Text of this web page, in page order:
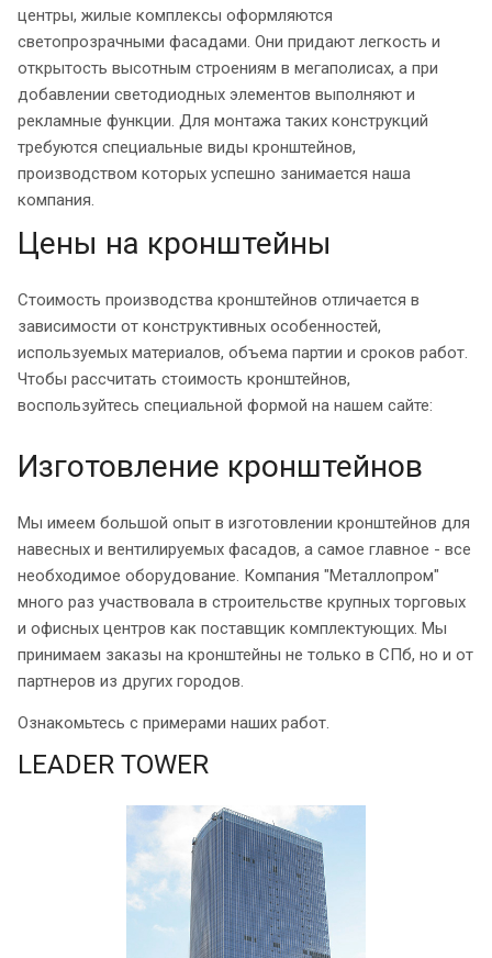
центры, жилые комплексы оформляются
светопрозрачными фасадами. Они придают легкость и
открытость высотным строениям в мегаполисах, а при
добавлении светодиодных элементов выполняют и
рекламные функции. Для монтажа таких конструкций
требуются специальные виды кронштейнов,
производством которых успешно занимается наша
компания.
Цены на кронштейны
Стоимость производства кронштейнов отличается в
зависимости от конструктивных особенностей,
используемых материалов, объема партии и сроков работ.
Чтобы рассчитать стоимость кронштейнов,
воспользуйтесь специальной формой на нашем сайте:
Изготовление кронштейнов
Мы имеем большой опыт в изготовлении кронштейнов для
навесных и вентилируемых фасадов, а самое главное - все
необходимое оборудование. Компания "Металлопром"
много раз участвовала в строительстве крупных торговых
и офисных центров как поставщик комплектующих. Мы
принимаем заказы на кронштейны не только в СПб, но и от
партнеров из других городов.
Ознакомьтесь с примерами наших работ.
LEADER TOWER